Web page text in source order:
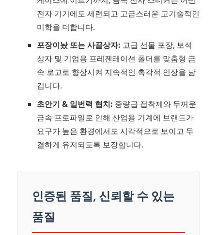
전자 기기에도 세련되고 고급스러운 고기술적인
미학을 더합니다.
포장이놨 또는 사끌상자: 고급 선물 포장, 보석
상자 및 기업용 프레젠테이션 폴더를 맞춤형 금
속 로고로 향상시켜 지속적인 촉각적 인상을 남
깁니다.
초안기 & 일번력 협치: 중량급 접착제와 두꺼운
금속 프로파일로 인해 산업용 기계에 브랜드가
요구가 높은 환경에서도 시각적으로 보이고 무
결하게 유지되도록 보장합니다.
인증된 품질, 신뢰할 수 있는
품질